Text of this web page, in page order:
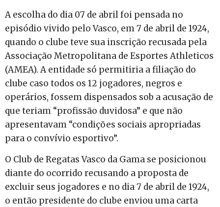
A escolha do dia 07 de abril foi pensada no
episódio vivido pelo Vasco, em 7 de abril de 1924,
quando o clube teve sua inscrição recusada pela
Associação Metropolitana de Esportes Athleticos
(AMEA). A entidade só permitiria a filiação do
clube caso todos os 12 jogadores, negros e
operários, fossem dispensados sob a acusação de
que teriam “profissão duvidosa” e que não
apresentavam “condições sociais apropriadas
para o convívio esportivo”.
O Club de Regatas Vasco da Gama se posicionou
diante do ocorrido recusando a proposta de
excluir seus jogadores e no dia 7 de abril de 1924,
o então presidente do clube enviou uma carta